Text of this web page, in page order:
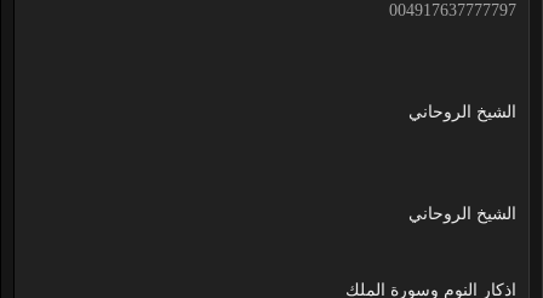
004917637777797
الشيخ الروحاني
الشيخ الروحاني
اذكار النوم وسورة الملك